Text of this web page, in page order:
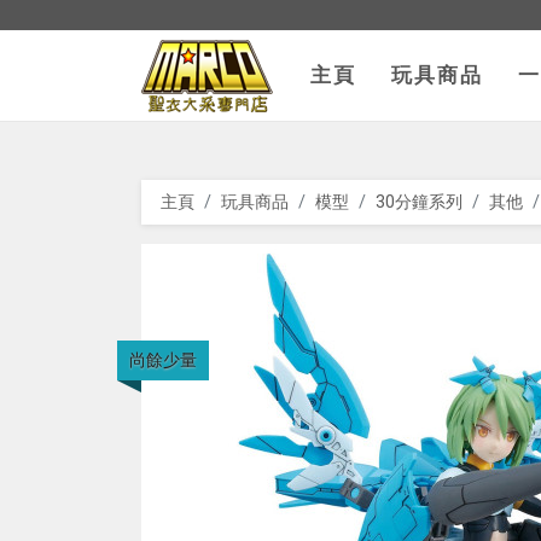
主頁 玩具商品
主頁 玩具商品 模型 30分鐘系列 其他
尚餘少量